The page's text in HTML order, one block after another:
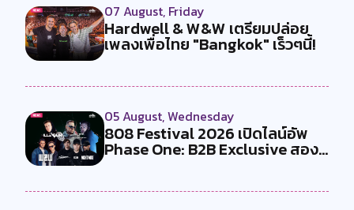
07 August, Friday
Hardwell & W&W เตรียมปล่อย
เพลงเพื่อไทย "Bangkok" เร็วๆนี้!
05 August, Wednesday
808 Festival 2026 เปิดไลน์อัพ
Phase One: B2B Exclusive สอง